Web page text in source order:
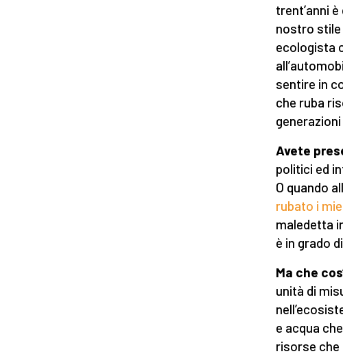
trent’anni
nostro stile
ecologista
sentire in
che ruba
Avete
politici ed
O quando
rubato i
maledetta
è in grado
Ma che
unità di
e acqua
risorse che